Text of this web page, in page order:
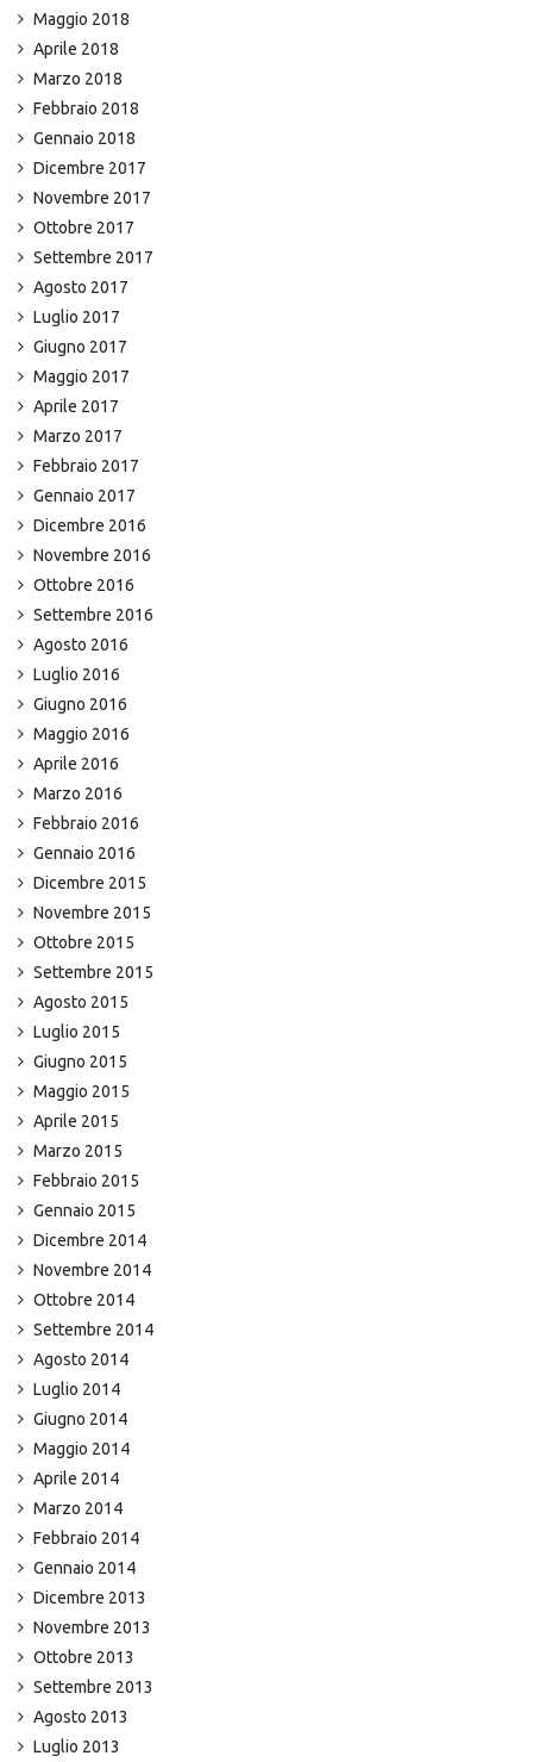
Maggio 2018
Aprile 2018
Marzo 2018
Febbraio 2018
Gennaio 2018
Dicembre 2017
Novembre 2017
Ottobre 2017
Settembre 2017
Agosto 2017
Luglio 2017
Giugno 2017
Maggio 2017
Aprile 2017
Marzo 2017
Febbraio 2017
Gennaio 2017
Dicembre 2016
Novembre 2016
Ottobre 2016
Settembre 2016
Agosto 2016
Luglio 2016
Giugno 2016
Maggio 2016
Aprile 2016
Marzo 2016
Febbraio 2016
Gennaio 2016
Dicembre 2015
Novembre 2015
Ottobre 2015
Settembre 2015
Agosto 2015
Luglio 2015
Giugno 2015
Maggio 2015
Aprile 2015
Marzo 2015
Febbraio 2015
Gennaio 2015
Dicembre 2014
Novembre 2014
Ottobre 2014
Settembre 2014
Agosto 2014
Luglio 2014
Giugno 2014
Maggio 2014
Aprile 2014
Marzo 2014
Febbraio 2014
Gennaio 2014
Dicembre 2013
Novembre 2013
Ottobre 2013
Settembre 2013
Agosto 2013
Luglio 2013